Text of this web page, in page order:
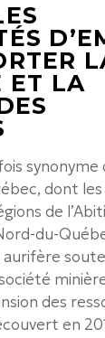
ET LA
synonyme
dont
de
du-
aurifère
des
en